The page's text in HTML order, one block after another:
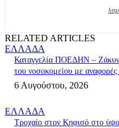
RELATED ARTICLES
ΕΛΛΑΔΑ
Καταγγελία ΠΟΕΔΗΝ –
του νοσοκομείου με αναφορές
6 Αυγούστου, 2026
ΕΛΛΑΔΑ
Τροχαίο στον Κηφισό στο